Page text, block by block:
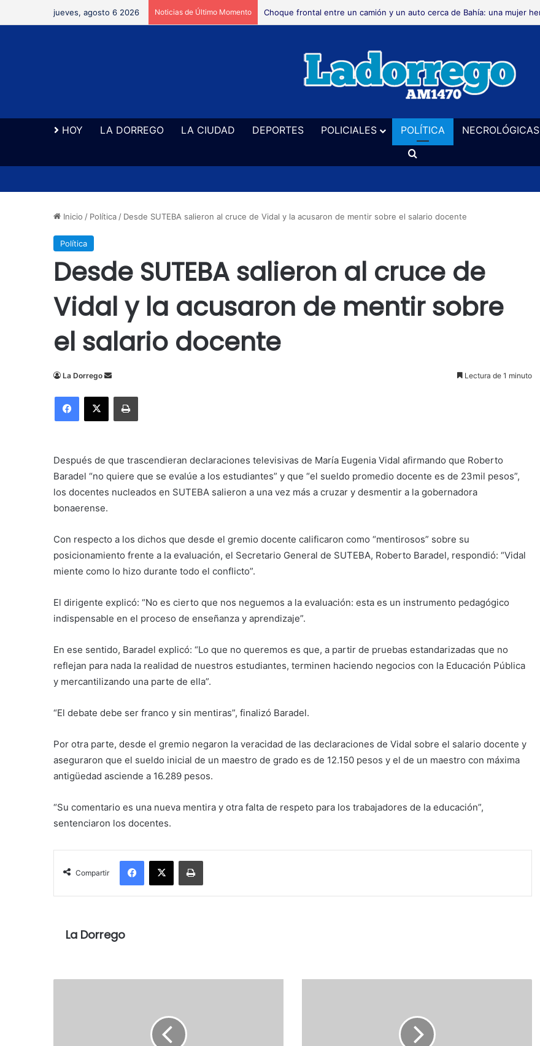
jueves, agosto 6 2026 Noticias de Último Momento Necrológica
HOY LA DORREGO LA CIUDAD DEPORTES POLICIALES POLÍTICA NECROLÓGICAS
Buscar
Inicio / Política / Desde SUTEBA salieron al cruce de Vidal y la acusaron de mentir sobre el salario docente
Política
Desde SUTEBA salieron al cruce de
Vidal y la acusaron de mentir sobre
el salario docente
La Dorrego
Send
email
Lectura de 1 minuto
Facebook
X Imprimir
Después de que trascendieran declaraciones televisivas de María Eugenia Vidal afirmando que Roberto
Baradel “no quiere que se evalúe a los estudiantes” y que “el sueldo promedio docente es de 23mil pesos”,
los docentes nucleados en SUTEBA salieron a una vez más a cruzar y desmentir a la gobernadora
bonaerense.
Con respecto a los dichos que desde el gremio docente calificaron como “mentirosos” sobre su
posicionamiento frente a la evaluación, el Secretario General de SUTEBA, Roberto Baradel, respondió: “Vidal
miente como lo hizo durante todo el conflicto”.
El dirigente explicó: “No es cierto que nos neguemos a la evaluación: esta es un instrumento pedagógico
indispensable en el proceso de enseñanza y aprendizaje”.
En ese sentido, Baradel explicó: “Lo que no queremos es que, a partir de pruebas estandarizadas que no
reflejan para nada la realidad de nuestros estudiantes, terminen haciendo negocios con la Educación Pública
y mercantilizando una parte de ella”.
“El debate debe ser franco y sin mentiras”, finalizó Baradel.
Por otra parte, desde el gremio negaron la veracidad de las declaraciones de Vidal sobre el salario docente y
aseguraron que el sueldo inicial de un maestro de grado es de 12.150 pesos y el de un maestro con máxima
antigüedad asciende a 16.289 pesos.
“Su comentario es una nueva mentira y otra falta de respeto para los trabajadores de la educación”,
sentenciaron los docentes.
Compartir
Facebook
X Imprimir
La Dorrego